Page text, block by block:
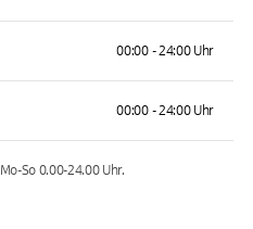
00:00 - 24:00 Uhr
00:00 - 24:00 Uhr
Mo-So 0.00-24.00Uhr.